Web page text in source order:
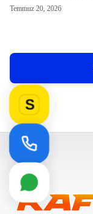
Temmuz 20, 2026
S